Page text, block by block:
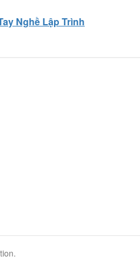
Nghề Lập Trình